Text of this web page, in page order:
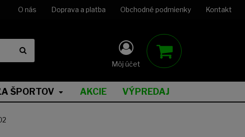
O nás Doprava a platba Obchodné podmienky Kontakt
Môj účet
ŠPORTOV AKCIE VÝPREDAJ